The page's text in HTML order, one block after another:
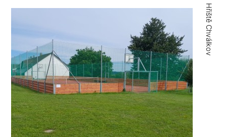
Hřiště Chválkov